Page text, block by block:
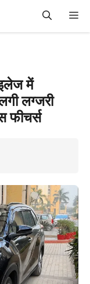
में
लग्जरी
फीचर्स